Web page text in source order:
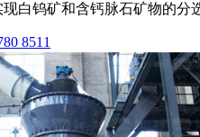
白钨矿和含钙脉石矿物的分
8511